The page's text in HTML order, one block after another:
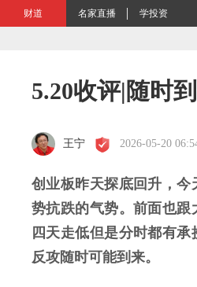
财道 名家直播 学投资
5.20收评|随时到
王宁 2026-05-20
创业板昨天探底回升，
势抗跌的气势。前面也
四天走低但是分时都有
反攻随时可能到来。